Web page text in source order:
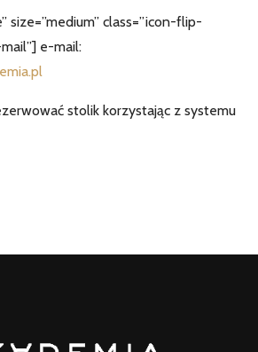
size=”medium” class=”icon-flip-
e-mail:
stolik korzystając z systemu